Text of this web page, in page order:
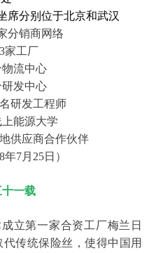
席分别位于北京和武汉
分销商网络
家工厂
物流中心
研发中心
研发工程师
上能源大学
供应商合作伙伴
年7月25日）
一载
立第一家合资工厂梅兰日
传统保险丝，使得中国用